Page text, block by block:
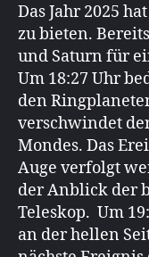
Das Jahr 2025
zu bieten.
und Saturn für
Um 18:27 Uhr
den
verschwindet
Mondes. Das
Auge verfolgt
der Anblick der
Teleskop. Um
an der hellen